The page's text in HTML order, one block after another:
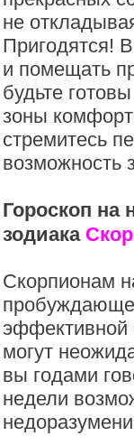
не
Пригодятся!
и помещать
будьте
зоны
стремитесь
возможность
Гороскоп на
зодиака
Скорпионам
эффективной
могут
вы годами
недели